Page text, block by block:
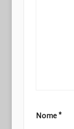
Nome *